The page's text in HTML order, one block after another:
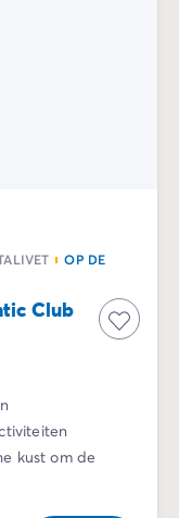
accommodaties
mobil-homes-
OP DE
Club
kust om de